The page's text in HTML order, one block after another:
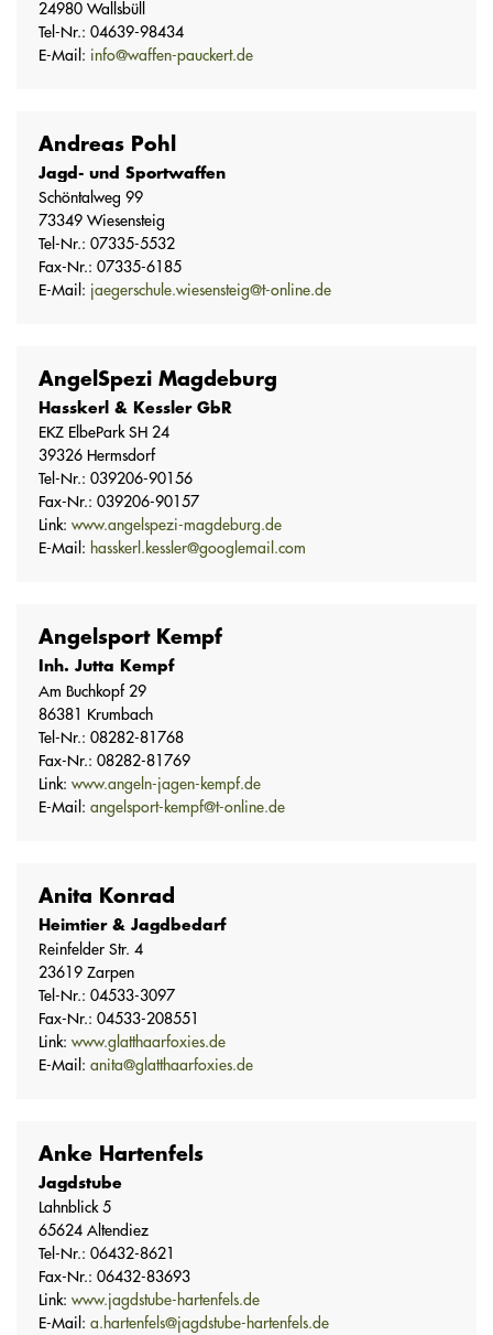
24980 Wallsbüll
Tel-Nr.: 04639-98434
E-Mail: info@waffen-pauckert.de
Andreas Pohl
Jagd- und Sportwaffen
Schöntalweg 99
73349 Wiesensteig
Tel-Nr.: 07335-5532
Fax-Nr.: 07335-6185
E-Mail: jaegerschule.wiesensteig@t-online.de
AngelSpezi Magdeburg
Hasskerl & Kessler GbR
EKZ ElbePark SH 24
39326 Hermsdorf
Tel-Nr.: 039206-90156
Fax-Nr.: 039206-90157
Link: www.angelspezi-magdeburg.de
E-Mail: hasskerl.kessler@googlemail.com
Angelsport Kempf
Inh. Jutta Kempf
Am Buchkopf 29
86381 Krumbach
Tel-Nr.: 08282-81768
Fax-Nr.: 08282-81769
Link: www.angeln-jagen-kempf.de
E-Mail: angelsport-kempf@t-online.de
Anita Konrad
Heimtier & Jagdbedarf
Reinfelder Str. 4
23619 Zarpen
Tel-Nr.: 04533-3097
Fax-Nr.: 04533-208551
Link: www.glatthaarfoxies.de
E-Mail: anita@glatthaarfoxies.de
Anke Hartenfels
Jagdstube
Lahnblick 5
65624 Altendiez
Tel-Nr.: 06432-8621
Fax-Nr.: 06432-83693
Link: www.jagdstube-hartenfels.de
E-Mail: a.hartenfels@jagdstube-hartenfels.de